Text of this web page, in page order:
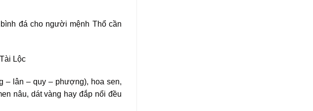
đá cho người mệnh Thổ cần
– lân – quy – phượng), hoa sen,
nâu, dát vàng hay đắp nổi đều